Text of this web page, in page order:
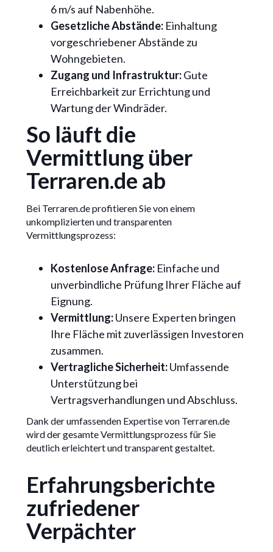
6 m/s auf Nabenhöhe.
Gesetzliche Abstände:Einhaltung
vorgeschriebener Abstände zu
Wohngebieten.
Zugang und Infrastruktur:Gute
Erreichbarkeit zur Errichtung und
Wartung der Windräder.
So läuft die
Vermittlung über
Terraren.de ab
Bei Terraren.de profitieren Sie von einem
unkomplizierten und transparenten
Vermittlungsprozess:
Kostenlose Anfrage:Einfache und
unverbindliche Prüfung Ihrer Fläche auf
Eignung.
Vermittlung:Unsere Experten bringen
Ihre Fläche mit zuverlässigen Investoren
zusammen.
Vertragliche Sicherheit:Umfassende
Unterstützung bei
Vertragsverhandlungen und Abschluss.
Dank der umfassenden Expertise von Terraren.de
wird der gesamte Vermittlungsprozess für Sie
deutlich erleichtert und transparent gestaltet.
Erfahrungsberichte
zufriedener
Verpächter